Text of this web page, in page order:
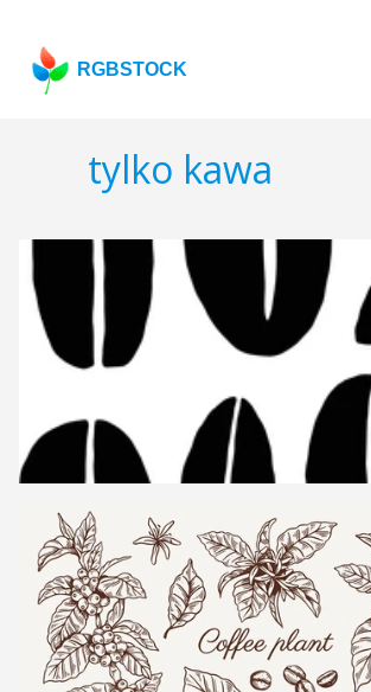
RGBSTOCK
tylko kawa